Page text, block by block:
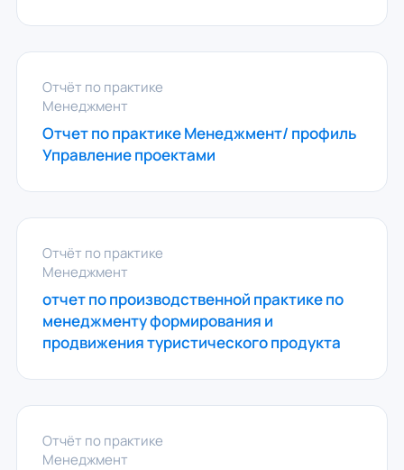
Отчёт по практике
Менеджмент
Отчет по практике Менеджмент/ профиль
Управление проектами
Отчёт по практике
Менеджмент
отчет по производственной практике по
менеджменту формирования и
продвижения туристического продукта
Отчёт по практике
Менеджмент